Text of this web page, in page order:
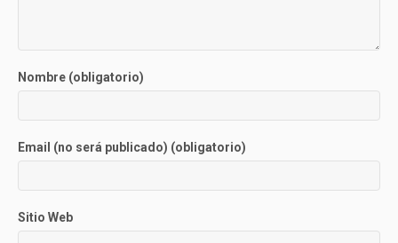
Nombre (obligatorio)
Email (no será publicado) (obligatorio)
Sitio Web